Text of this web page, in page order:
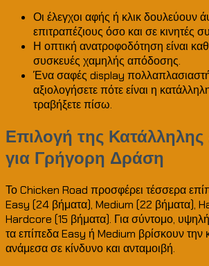
Οι έλεγχοι αφής ή κλικ δουλεύουν
επιτραπέζιους όσο και σε κινητές
Η οπτική ανατροφοδότηση είναι
συσκευές χαμηλής απόδοσης.
Ένα σαφές display
αξιολογήσετε πότε είναι η
τραβήξετε πίσω.
Επιλογή της Κατάλληλης
για Γρήγορη Δράση
Το Chicken Road προσφέρει τέσσερα
Easy (24 βήματα), Medium (22 βήματα),
Hardcore (15 βήματα). Για σύντομο,
τα επίπεδα Easy ή Medium βρίσκουν την
ανάμεσα σε κίνδυνο και ανταμοιβή.